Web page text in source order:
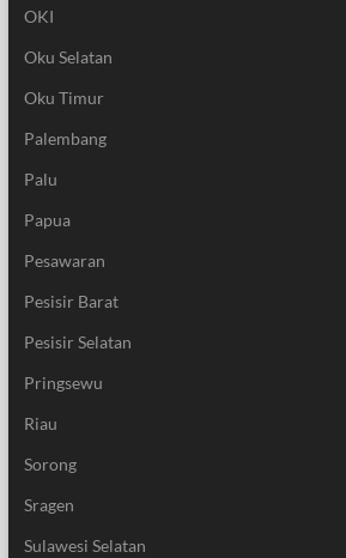
OKI
Oku Selatan
Oku Timur
Palembang
Palu
Papua
Pesawaran
Pesisir Barat
Pesisir Selatan
Pringsewu
Riau
Sorong
Sragen
Sulawesi Selatan